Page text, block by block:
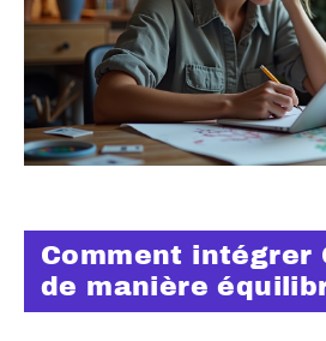
Comment intégrer
de manière